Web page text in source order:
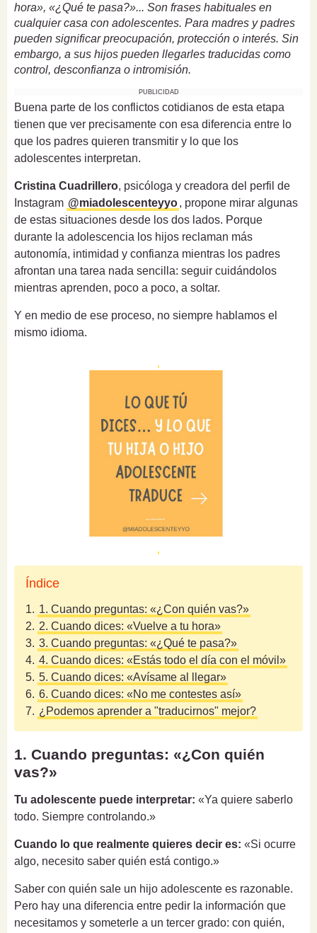
hora», «¿Qué te pasa?»... Son frases habituales en
cualquier casa con adolescentes. Para madres y padres
pueden significar preocupación, protección o interés. Sin
embargo, a sus hijos pueden llegarles traducidas como
control, desconfianza o intromisión.
PUBLICIDAD
Buena parte de los conflictos cotidianos de esta etapa
tienen que ver precisamente con esa diferencia entre lo
que los padres quieren transmitir y lo que los
adolescentes interpretan.
Cristina Cuadrillero, psicóloga y creadora del perfil de
Instagram @miadolescenteyyo, propone mirar algunas
de estas situaciones desde los dos lados. Porque
durante la adolescencia los hijos reclaman más
autonomía, intimidad y confianza mientras los padres
afrontan una tarea nada sencilla: seguir cuidándolos
mientras aprenden, poco a poco, a soltar.
Y en medio de ese proceso, no siempre hablamos el
mismo idioma.
Índice
1. 1. Cuando preguntas: «¿Con quién vas?»
2. 2. Cuando dices: «Vuelve a tu hora»
3. 3. Cuando preguntas: «¿Qué te pasa?»
4. 4. Cuando dices: «Estás todo el día con el móvil»
5. 5. Cuando dices: «Avísame al llegar»
6. 6. Cuando dices: «No me contestes así»
7. ¿Podemos aprender a "traducirnos" mejor?
1. Cuando preguntas: «¿Con quién
vas?»
Tu adolescente puede interpretar: «Ya quiere saberlo
todo. Siempre controlando.»
Cuando lo que realmente quieres decir es: «Si ocurre
algo, necesito saber quién está contigo.»
Saber con quién sale un hijo adolescente es razonable.
Pero hay una diferencia entre pedir la información que
necesitamos y someterle a un tercer grado: con quién,